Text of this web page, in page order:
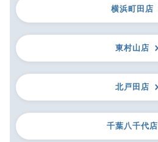
横浜町田店
東村山店
北戸田店
千葉八千代店